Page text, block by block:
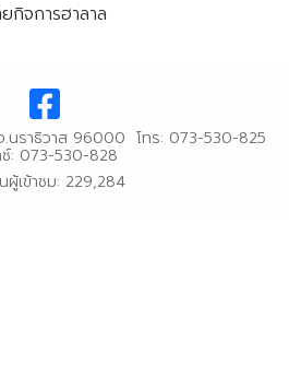
กิจการฮาลาล
นราธิวาส 96000 โทร: 073-530-825
: 073-530-828
ผู้เข้าชม: 229,284